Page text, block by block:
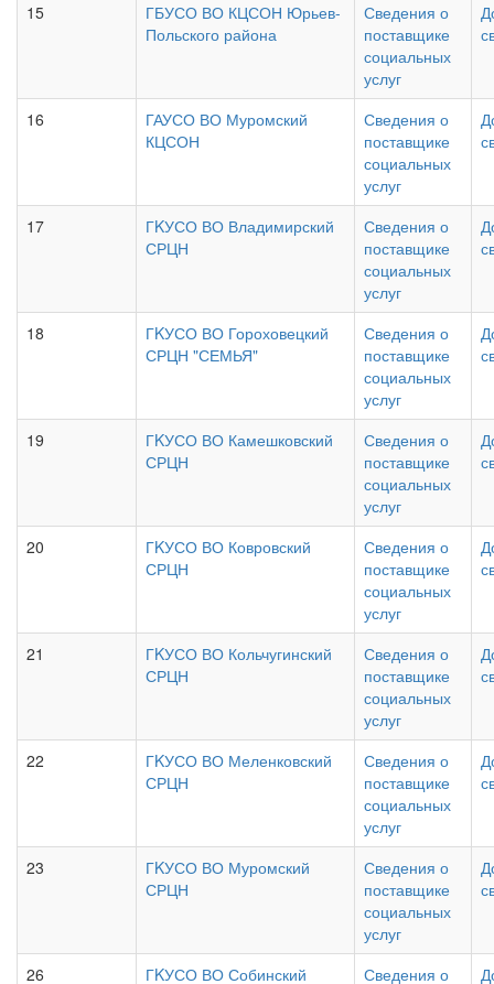
15
ГБУСО ВО КЦСОН Юрьев-
Польского района
Сведения о
поставщике
социальных
услуг
16
ГАУСО ВО Муромский
КЦСОН
Сведения о
поставщике
социальных
услуг
17
ГKУСО ВО Владимирский
СРЦН
Сведения о
поставщике
социальных
услуг
18
ГKУСО ВО Гороховецкий
СРЦН "СЕМЬЯ"
Сведения о
поставщике
социальных
услуг
19
ГKУСО ВО Камешковский
СРЦН
Сведения о
поставщике
социальных
услуг
20
ГKУСО ВО Ковровский
СРЦН
Сведения о
поставщике
социальных
услуг
21
ГKУСО ВО Кольчугинский
СРЦН
Сведения о
поставщике
социальных
услуг
22
ГKУСО ВО Меленковский
СРЦН
Сведения о
поставщике
социальных
услуг
23
ГKУСО ВО Муромский
СРЦН
Сведения о
поставщике
социальных
услуг
26 ГKУСО ВО Собинский Сведения о